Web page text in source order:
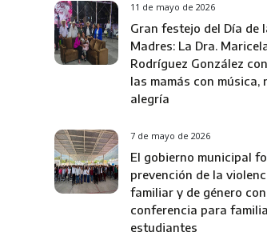
11 de mayo de 2026
Gran festejo del Día de
Madres: La Dra.
Rodríguez González
las mamás con música,
alegría
7 de mayo de 2026
El gobierno municipal
prevención de la
familiar y de género
conferencia para
estudiantes